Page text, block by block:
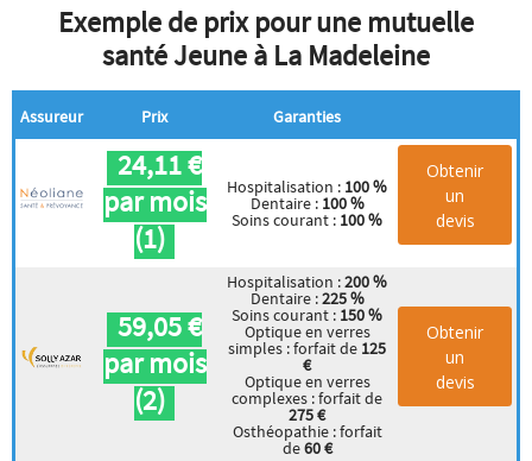
Exemple de prix pour une mutuelle
santé Jeune à La Madeleine
Assureur Prix Garanties
24,11 €
par mois
(1)
Hospitalisation : 100 %
Dentaire : 100 %
Soins courant : 100 %
Obtenir
un
devis
59,05 €
par mois
(2)
Hospitalisation :200 %
Dentaire :225 %
Soins courant : 150 %
Optique en verres
simples : forfait de 125
€
Optique en verres
complexes : forfait de
275 €
Osthéopathie : forfait
de60 €
Obtenir
un
devis